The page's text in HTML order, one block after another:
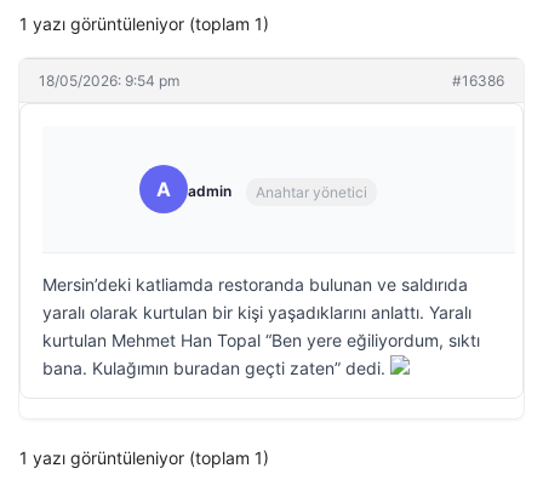
1 yazı görüntüleniyor (toplam 1)
18/05/2026: 9:54 pm #16386
A admin Anahtar yönetici
Mersin’deki katliamda restoranda bulunan ve saldırıda
yaralı olarak kurtulan bir kişi yaşadıklarını anlattı. Yaralı
kurtulan Mehmet Han Topal “Ben yere eğiliyordum, sıktı
bana. Kulağımın buradan geçti zaten” dedi.
1 yazı görüntüleniyor (toplam 1)